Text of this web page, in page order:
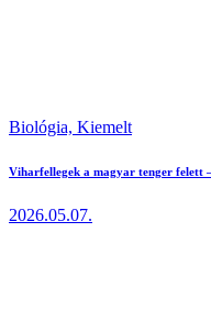
Biológia, Kiemelt
Viharfellegek a magyar tenger felett
2026.05.07.